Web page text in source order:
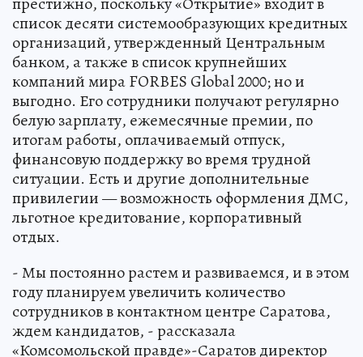
список десяти системообразующих кредитных
организаций, утвержденный Центральным
банком, а также в список крупнейших
компаний мира FORBES Global 2000; но и
выгодно. Его сотрудники получают регулярно
белую зарплату, ежемесячные премии, по
итогам работы, оплачиваемый отпуск,
финансовую поддержку во время трудной
ситуации. Есть и другие дополнительные
привилегии — возможность оформления ДМС,
льготное кредитование, корпоративный
отдых.
- Мы постоянно растем и развиваемся, и в этом
году планируем увеличить количество
сотрудников в контактном центре Саратова,
ждем кандидатов, - рассказала
«Комсомольской правде»-Саратов директор